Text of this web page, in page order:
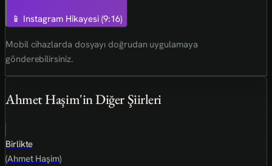
📱 Instagram Hikayesi (9:16)
Mobil cihazlarda dosyayı doğrudan uygulamaya
gönderebilirsiniz.
Ahmet Haşim'in Diğer Şiirleri
Birlikte
(Ahmet Haşim)